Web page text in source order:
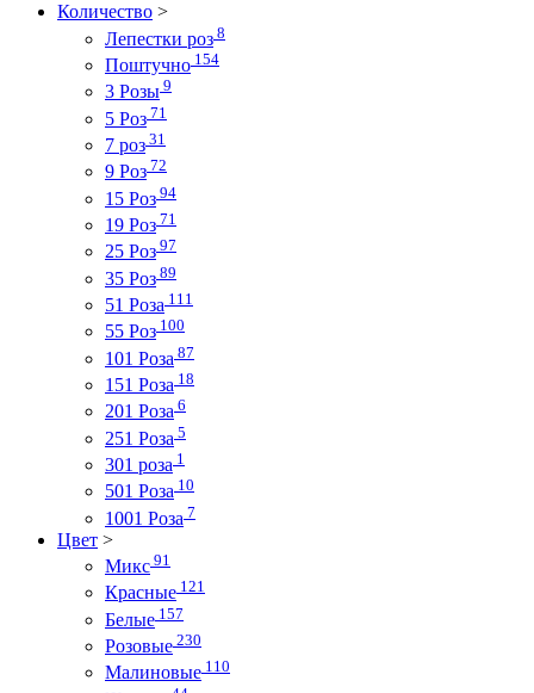
Количество >
Лепестки роз 8
Поштучно 154
3 Розы 9
5 Роз 71
7 роз 31
9 Роз 72
15 Роз 94
19 Роз 71
25 Роз 97
35 Роз 89
51 Роза 111
55 Роз 100
101 Роза 87
151 Роза 18
201 Роза 6
251 Роза 5
301 роза 1
501 Роза 10
1001 Роза 7
Цвет >
Микс 91
Красные 121
Белые 157
Розовые 230
Малиновые 110